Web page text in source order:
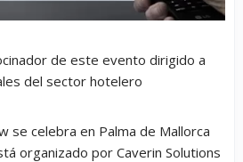
de este evento dirigido a
del sector hotelero
se celebra en Palma de Mallorca
organizado por Caverin Solutions